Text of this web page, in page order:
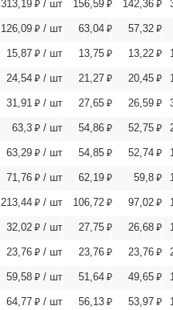
313,19 ⃏ / шт 156,59 ⃏ 142,36 ⃏
126,09 ⃏ / шт 63,04 ⃏ 57,32 ⃏
15,87 ⃏ / шт 13,75 ⃏ 13,22 ⃏
24,54 ⃏ / шт 21,27 ⃏ 20,45 ⃏
31,91 ⃏ / шт 27,65 ⃏ 26,59 ⃏
63,3 ⃏ / шт 54,86 ⃏ 52,75 ⃏
63,29 ⃏ / шт 54,85 ⃏ 52,74 ⃏
71,76 ⃏ / шт 62,19 ⃏ 59,8 ⃏
213,44 ⃏ / шт 106,72 ⃏ 97,02 ⃏
32,02 ⃏ / шт 27,75 ⃏ 26,68 ⃏
23,76 ⃏ / шт 23,76 ⃏ 23,76 ⃏
59,58 ⃏ / шт 51,64 ⃏ 49,65 ⃏
64,77 ⃏ / шт 56,13 ⃏ 53,97 ⃏